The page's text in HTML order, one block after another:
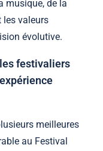
musique, de la
les valeurs
évolutive.
festivaliers
meilleures
au Festival